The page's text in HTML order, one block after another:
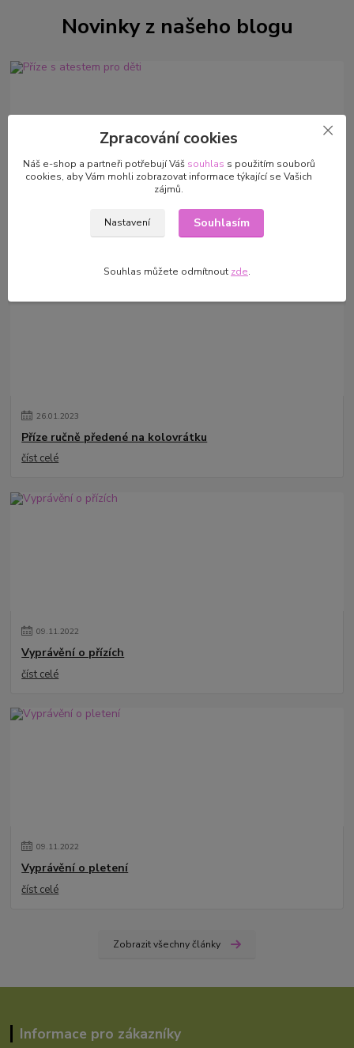
Novinky z našeho blogu
Příze s atestem pro děti
26.01.2023
Příze ručně předené na kolovrátku
číst celé
09.11.2022
Vyprávění o přízích
číst celé
09.11.2022
Vyprávění o pletení
číst celé
Zobrazit všechny články
Informace pro zákazníky
Zpracování cookies
Náš e-shop a partneři potřebují Váš souhlas s použitím souborů
cookies, aby Vám mohli zobrazovat informace týkající se Vašich
zájmů.
Nastavení Souhlasím
Souhlas můžete odmítnout zde.